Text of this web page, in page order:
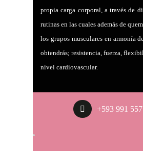
propia carga corporal, a través de
rutinas en las cuales además de
los grupos musculares en armonía
obtendrás; resistencia, fuerza,
nivel cardiovascular.
+593 991